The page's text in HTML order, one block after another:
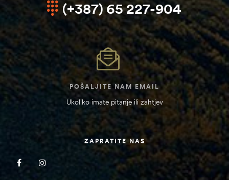
(+387) 65 227-904
POŠALJITE NAM EMAIL
Ukoliko imate pitanje ili zahtjev
ZAPRATITE NAS